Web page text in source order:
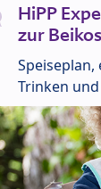
HiPP
zur
Speiseplan,
Trinken